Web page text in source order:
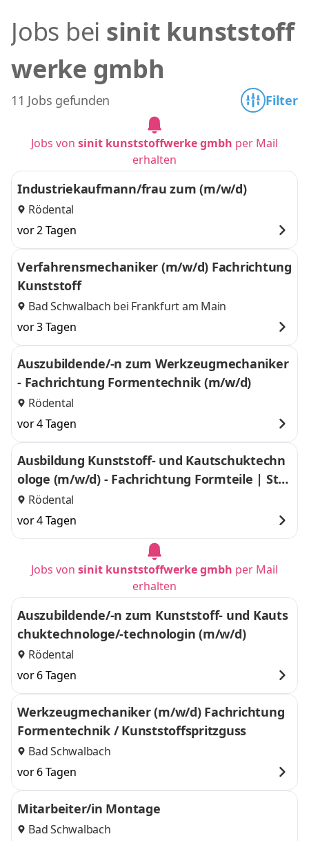
Jobs bei sinit kunststoff
werke gmbh
11 Jobs gefunden Filter
Jobs von sinit kunststoffwerke gmbh per Mail
erhalten
Industriekaufmann/frau zum (m/w/d)
Rödental
vor 2 Tagen
Verfahrensmechaniker (m/w/d) Fachrichtung
Kunststoff
Bad Schwalbach bei Frankfurt am Main
vor 3 Tagen
Auszubildende/-n zum Werkzeugmechaniker
- Fachrichtung Formentechnik (m/w/d)
Rödental
vor 4 Tagen
Ausbildung Kunststoff- und Kautschuktechn
ologe (m/w/d) - Fachrichtung Formteile | Star
t 2026
Rödental
vor 4 Tagen
Jobs von sinit kunststoffwerke gmbh per Mail
erhalten
Auszubildende/-n zum Kunststoff- und Kauts
chuktechnologe/-technologin (m/w/d)
Rödental
vor 6 Tagen
Werkzeugmechaniker (m/w/d) Fachrichtung
Formentechnik / Kunststoffspritzguss
Bad Schwalbach
vor 6 Tagen
Mitarbeiter/in Montage
Bad Schwalbach